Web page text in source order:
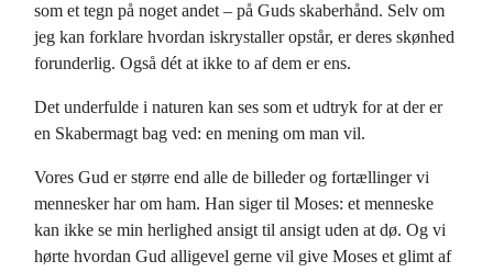
som et tegn på noget andet – på Guds skaberhånd. Selv om
jeg kan forklare hvordan iskrystaller opstår, er deres skønhed
forunderlig. Også dét at ikke to af dem er ens.
Det underfulde i naturen kan ses som et udtryk for at der er
en Skabermagt bag ved: en mening om man vil.
Vores Gud er større end alle de billeder og fortællinger vi
mennesker har om ham. Han siger til Moses: et menneske
kan ikke se min herlighed ansigt til ansigt uden at dø. Og vi
hørte hvordan Gud alligevel gerne vil give Moses et glimt af